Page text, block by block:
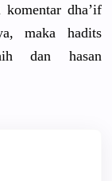
dha’if
maka hadits
dan hasan